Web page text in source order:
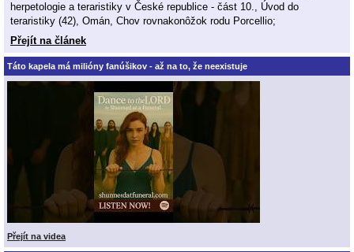
herpetologie a teraristiky v České republice - část 10., Úvod do
teraristiky (42), Omán, Chov rovnakonôžok rodu Porcellio;
Přejít na článek
Táto kapela má milióny fanúšikov - až na to, že neexistuje
Přejít na videa